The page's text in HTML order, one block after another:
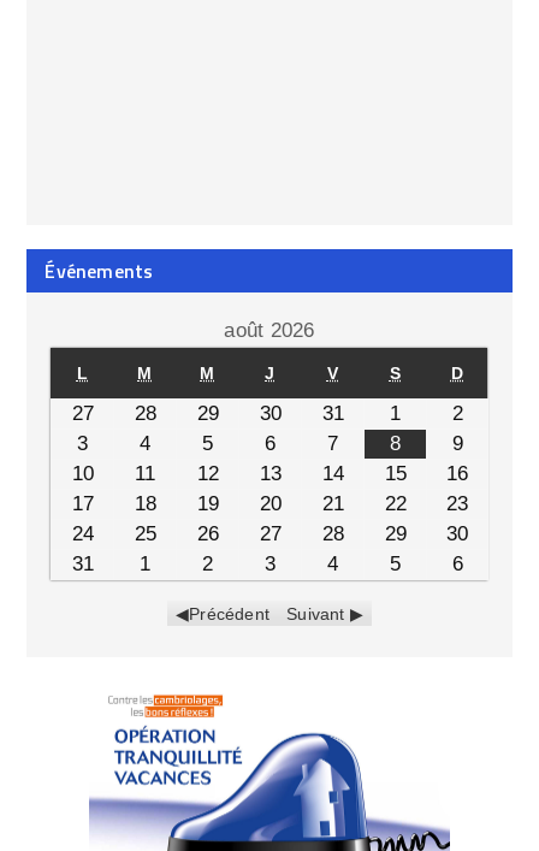
Événements
août 2026
L M M J V S D
27 28 29 30 31 1
2
3
4 5 6 7 8
9
10
11 12 13 14 15
16
17
18 19 20 21 22
23
24
25 26 27 28 29
30
31
1 2 3 4 5 6
Précédent Suivant